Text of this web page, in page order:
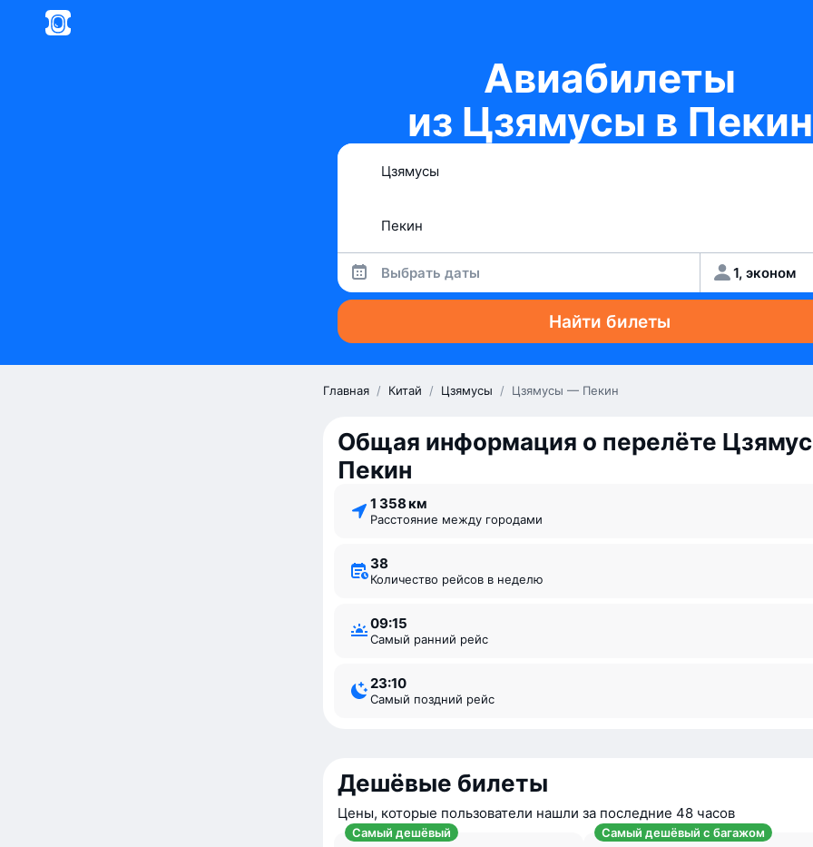
Авиабилеты
из Цзямусы в Пекин
Выбрать даты 1, эконом
Найти билеты
Главная / Китай / Цзямусы / Цзямусы — Пекин
Общая информация о перелёте
Пекин
1 358 км
Расстояние между городами
38
Количество рейсов в неделю
09:15
Самый ранний рейс
23:10
Самый поздний рейс
Дешёвые билеты
Цены, которые пользователи нашли за последние 48 часов
Самый дешёвый Самый дешёвый с багажом